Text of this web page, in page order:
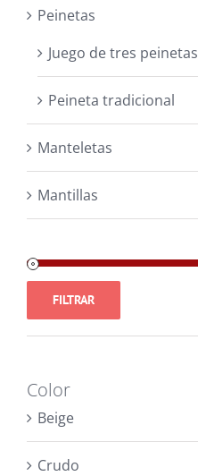
Peinetas
Juego de tres peinetas
Peineta tradicional
Manteletas
Mantillas
Precio
mínimo
Precio
máximo
FILTRAR
Color
Beige
Crudo